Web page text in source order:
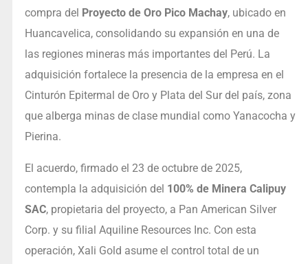
compra del Proyecto de Oro Pico Machay, ubicado en
Huancavelica, consolidando su expansión en una de
las regiones mineras más importantes del Perú. La
adquisición fortalece la presencia de la empresa en el
Cinturón Epitermal de Oro y Plata del Sur del país, zona
que alberga minas de clase mundial como Yanacocha y
Pierina.
El acuerdo, firmado el 23 de octubre de 2025,
contempla la adquisición del 100% de Minera Calipuy
SAC, propietaria del proyecto, a Pan American Silver
Corp. y su filial Aquiline Resources Inc. Con esta
operación, Xali Gold asume el control total de un